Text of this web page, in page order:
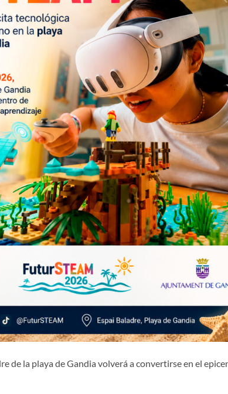
de la playa de Gandia volverá a convertirse en el